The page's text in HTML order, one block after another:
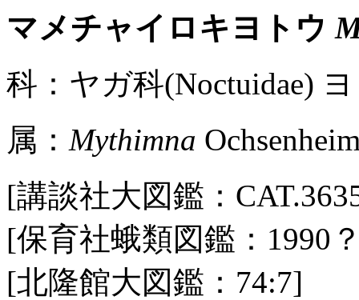
マメチャイロキヨトウ
科：ヤガ科(Noctuidae)
属： Mythimna
[講談社大図鑑：
[保育社蛾類図鑑：1990
[北隆館大図鑑：74:7]